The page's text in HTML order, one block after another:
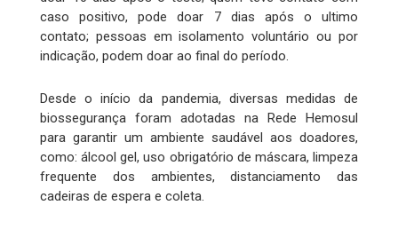
caso positivo, pode doar 7 dias após o ultimo
contato; pessoas em isolamento voluntário ou por
indicação, podem doar ao final do período.
Desde o início da pandemia, diversas medidas de
biossegurança foram adotadas na Rede Hemosul
para garantir um ambiente saudável aos doadores,
como: álcool gel, uso obrigatório de máscara, limpeza
frequente dos ambientes, distanciamento das
cadeiras de espera e coleta.